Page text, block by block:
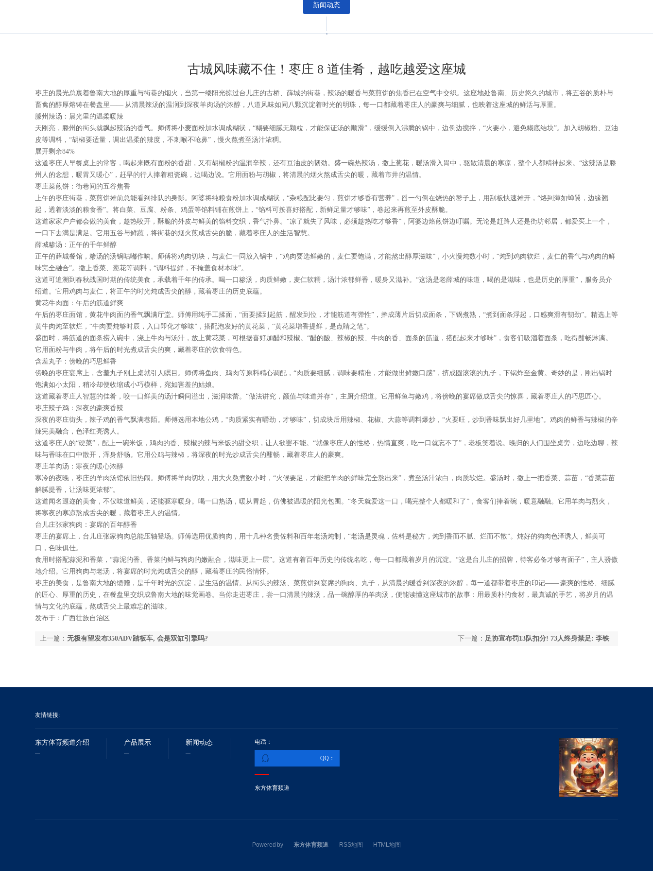
新闻动态
古城风味藏不住！枣庄 8 道佳肴，越吃越爱这座城
枣庄的晨光总裹着鲁南大地的厚重与街巷的烟火，当第一缕阳光掠过台儿庄的古桥、薛城的街巷，辣汤的暖香与菜煎饼的焦香已在空气中交织。这座地处鲁南、历史悠久的城市，将五谷的质朴与
畜禽的醇厚熔铸在餐盘里—— 从清晨辣汤的温润到深夜羊肉汤的浓醇，八道风味如同八颗沉淀着时光的明珠，每一口都藏着枣庄人的豪爽与细腻，也映着这座城的鲜活与厚重。
滕州辣汤：晨光里的温柔暖辣
天刚亮，滕州的街头就飘起辣汤的香气。师傅将小麦面粉加水调成糊状，“糊要细腻无颗粒，才能保证汤的顺滑”，缓缓倒入沸腾的锅中，边倒边搅拌，“火要小，避免糊底结块”。加入胡椒粉、豆油
皮等调料，“胡椒要适量，调出温柔的辣度，不刺喉不呛鼻”，慢火熬煮至汤汁浓稠。
展开剩余84%
这道枣庄人早餐桌上的常客，喝起来既有面粉的香甜，又有胡椒粉的温润辛辣，还有豆油皮的韧劲。盛一碗热辣汤，撒上葱花，暖汤滑入胃中，驱散清晨的寒凉，整个人都精神起来。“这辣汤是滕
州人的念想，暖胃又暖心”，赶早的行人捧着粗瓷碗，边喝边说。它用面粉与胡椒，将清晨的烟火熬成舌尖的暖，藏着市井的温情。
枣庄菜煎饼：街巷间的五谷焦香
上午的枣庄街巷，菜煎饼摊前总能看到排队的身影。阿婆将纯粮食粉加水调成糊状，“杂粮配比要匀，煎饼才够香有营养”，舀一勺倒在烧热的鏊子上，用刮板快速摊开，“烙到薄如蝉翼，边缘翘
起，透着淡淡的粮食香”。将白菜、豆腐、粉条、鸡蛋等馅料铺在煎饼上，“馅料可按喜好搭配，新鲜足量才够味”，卷起来再煎至外皮酥脆。
这道家家户户都会做的美食，趁热咬开，酥脆的外皮与鲜美的馅料交织，香气扑鼻。“凉了就失了风味，必须趁热吃才够香”，阿婆边烙煎饼边叮嘱。无论是赶路人还是街坊邻居，都爱买上一个，
一口下去满是满足。它用五谷与鲜蔬，将街巷的烟火煎成舌尖的脆，藏着枣庄人的生活智慧。
薛城糁汤：正午的千年鲜醇
正午的薛城餐馆，糁汤的汤锅咕嘟作响。师傅将鸡肉切块，与麦仁一同放入锅中，“鸡肉要选鲜嫩的，麦仁要饱满，才能熬出醇厚滋味”，小火慢炖数小时，“炖到鸡肉软烂，麦仁的香气与鸡肉的鲜
味完全融合”。撒上香菜、葱花等调料，“调料提鲜，不掩盖食材本味”。
这道可追溯到春秋战国时期的传统美食，承载着千年的传承。喝一口糁汤，肉质鲜嫩，麦仁软糯，汤汁浓郁鲜香，暖身又滋补。“这汤是老薛城的味道，喝的是滋味，也是历史的厚重”，服务员介
绍道。它用鸡肉与麦仁，将正午的时光炖成舌尖的醇，藏着枣庄的历史底蕴。
黄花牛肉面：午后的筋道鲜爽
午后的枣庄面馆，黄花牛肉面的香气飘满厅堂。师傅用纯手工揉面，“面要揉到起筋，醒发到位，才能筋道有弹性”，擀成薄片后切成面条，下锅煮熟，“煮到面条浮起，口感爽滑有韧劲”。精选上等
黄牛肉炖至软烂，“牛肉要炖够时辰，入口即化才够味”，搭配泡发好的黄花菜，“黄花菜增香提鲜，是点睛之笔”。
盛面时，将筋道的面条捞入碗中，浇上牛肉与汤汁，放上黄花菜，可根据喜好加醋和辣椒。“醋的酸、辣椒的辣、牛肉的香、面条的筋道，搭配起来才够味”，食客们吸溜着面条，吃得酣畅淋漓。
它用面粉与牛肉，将午后的时光煮成舌尖的爽，藏着枣庄的饮食特色。
含羞丸子：傍晚的巧思鲜香
傍晚的枣庄宴席上，含羞丸子刚上桌就引人瞩目。师傅将鱼肉、鸡肉等原料精心调配，“肉质要细腻，调味要精准，才能做出鲜嫩口感”，挤成圆滚滚的丸子，下锅炸至金黄。奇妙的是，刚出锅时
饱满如小太阳，稍冷却便收缩成小巧模样，宛如害羞的姑娘。
这道藏着枣庄人智慧的佳肴，咬一口鲜美的汤汁瞬间溢出，滋润味蕾。“做法讲究，颜值与味道并存”，主厨介绍道。它用鲜鱼与嫩鸡，将傍晚的宴席做成舌尖的惊喜，藏着枣庄人的巧思匠心。
枣庄辣子鸡：深夜的豪爽香辣
深夜的枣庄街头，辣子鸡的香气飘满巷陌。师傅选用本地公鸡，“肉质紧实有嚼劲，才够味”，切成块后用辣椒、花椒、大蒜等调料爆炒，“火要旺，炒到香味飘出好几里地”。鸡肉的鲜香与辣椒的辛
辣完美融合，色泽红亮诱人。
这道枣庄人的“硬菜”，配上一碗米饭，鸡肉的香、辣椒的辣与米饭的甜交织，让人欲罢不能。“就像枣庄人的性格，热情直爽，吃一口就忘不了”，老板笑着说。晚归的人们围坐桌旁，边吃边聊，辣
味与香味在口中散开，浑身舒畅。它用公鸡与辣椒，将深夜的时光炒成舌尖的酣畅，藏着枣庄人的豪爽。
枣庄羊肉汤：寒夜的暖心浓醇
寒冷的夜晚，枣庄的羊肉汤馆依旧热闹。师傅将羊肉切块，用大火熬煮数小时，“火候要足，才能把羊肉的鲜味完全熬出来”，煮至汤汁浓白，肉质软烂。盛汤时，撒上一把香菜、蒜苗，“香菜蒜苗
解腻提香，让汤味更浓郁”。
这道闻名遐迩的美食，不仅味道鲜美，还能驱寒暖身。喝一口热汤，暖从胃起，仿佛被温暖的阳光包围。“冬天就爱这一口，喝完整个人都暖和了”，食客们捧着碗，暖意融融。它用羊肉与烈火，
将寒夜的寒凉熬成舌尖的暖，藏着枣庄人的温情。
台儿庄张家狗肉：宴席的百年醇香
枣庄的宴席上，台儿庄张家狗肉总能压轴登场。师傅选用优质狗肉，用十几种名贵佐料和百年老汤炖制，“老汤是灵魂，佐料是秘方，炖到香而不腻、烂而不散”。炖好的狗肉色泽诱人，鲜美可
口，色味俱佳。
食用时搭配蒜泥和香菜，“蒜泥的香、香菜的鲜与狗肉的嫩融合，滋味更上一层”。这道有着百年历史的传统名吃，每一口都藏着岁月的沉淀。“这是台儿庄的招牌，待客必备才够有面子”，主人骄傲
地介绍。它用狗肉与老汤，将宴席的时光炖成舌尖的醇，藏着枣庄的民俗情怀。
枣庄的美食，是鲁南大地的馈赠，是千年时光的沉淀，是生活的温情。从街头的辣汤、菜煎饼到宴席的狗肉、丸子，从清晨的暖香到深夜的浓醇，每一道都带着枣庄的印记—— 豪爽的性格、细腻
的匠心、厚重的历史，在餐盘里交织成鲁南大地的味觉画卷。当你走进枣庄，尝一口清晨的辣汤，品一碗醇厚的羊肉汤，便能读懂这座城市的故事：用最质朴的食材，最真诚的手艺，将岁月的温
情与文化的底蕴，熬成舌尖上最难忘的滋味。
发布于：广西壮族自治区
下一篇： 足协宣布罚13队扣分! 73人终身禁足: 李铁
上一篇： 无极有望发布350ADV踏板车, 会是双缸引擎吗?
友情链接:
东方体育频道介绍 产品展示 新闻动态 电话：
QQ：
东方体育频道
Powered by 东方体育频道 RSS地图 HTML地图